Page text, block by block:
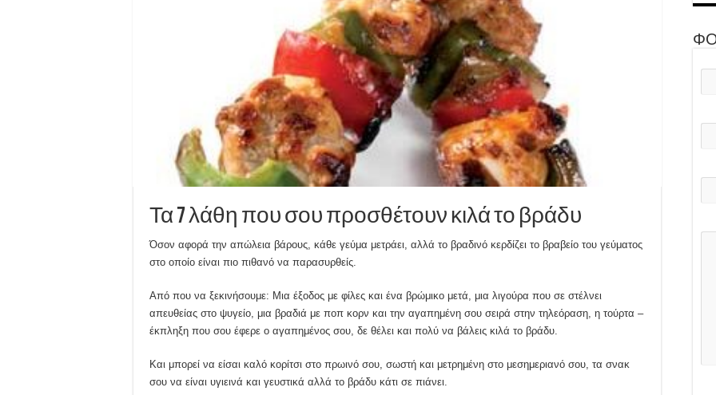
Τα 7 λάθη που σου προσθέτουν κιλά το βράδυ
Όσον αφορά την απώλεια βάρους, κάθε γεύμα μετράει, αλλά το βραδινό κερδίζει το βραβείο του γεύματος
στο οποίο είναι πιο πιθανό να παρασυρθείς.
Από που να ξεκινήσουμε: Μια έξοδος με φίλες και ένα βρώμικο μετά, μια λιγούρα που σε στέλνει
απευθείας στο ψυγείο, μια βραδιά με ποπ κορν και την αγαπημένη σου σειρά στην τηλεόραση, η τούρτα –
έκπληξη που σου έφερε ο αγαπημένος σου, δε θέλει και πολύ να βάλεις κιλά το βράδυ.
Και μπορεί να είσαι καλό κορίτσι στο πρωινό σου, σωστή και μετρημένη στο μεσημεριανό σου, τα σνακ
σου να είναι υγιεινά και γευστικά αλλά το βράδυ κάτι σε πιάνει.